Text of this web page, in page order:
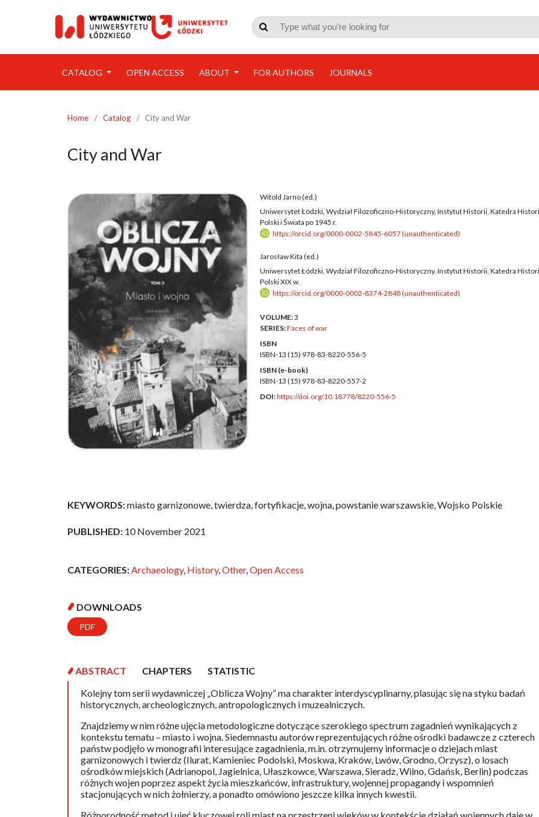

CATALOG OPEN ACCESS ABOUT FOR AUTHORS JOURNALS
Home / Catalog / City and War
City and War
Witold Jarno (ed.)
Uniwersytet Łódzki, Wydział Filozoficzno-Historyczny, Instytut Historii, Katedra
Polski i Świata po 1945 r.
https://orcid.org/0000-0002-5845-6057 (unauthenticated)
Jarosław Kita (ed.)
Uniwersytet Łódzki, Wydział Filozoficzno-Historyczny, Instytut Historii, Katedra
Polski XIX w.
https://orcid.org/0000-0002-8374-2848 (unauthenticated)
VOLUME:3
SERIES:Faces of war
ISBN
ISBN-13 (15) 978-83-8220-556-5
ISBN (e-book)
ISBN-13 (15) 978-83-8220-557-2
DOI:https://doi.org/10.18778/8220-556-5
KEYWORDS:miasto garnizonowe, twierdza, fortyfikacje, wojna, powstanie warszawskie, Wojsko Polskie
PUBLISHED: 10 November 2021
CATEGORIES:Archaeology, History,Other,Open Access
DOWNLOADS
PDF
ABSTRACT CHAPTERS
STATISTIC
Kolejny tom serii wydawniczej „Oblicza Wojny” ma charakter interdyscyplinarny, plasując się na styku badań
historycznych, archeologicznych, antropologicznych i muzealniczych.
Znajdziemy w nim różne ujęcia metodologiczne dotyczące szerokiego spectrum zagadnień wynikających z
kontekstu tematu – miasto i wojna. Siedemnastu autorów reprezentujących różne ośrodki badawcze z czterech
państw podjęło w monografii interesujące zagadnienia, m.in. otrzymujemy informacje o dziejach miast
garnizonowych i twierdz (Ilurat, Kamieniec Podolski, Moskwa, Kraków, Lwów, Grodno, Orzysz), o losach
ośrodków miejskich (Adrianopol, Jagielnica, Ułaszkowce, Warszawa, Sieradz, Wilno, Gdańsk, Berlin) podczas
różnych wojen poprzez aspekt życia mieszkańców, infrastruktury, wojennej propagandy i wspomnień
stacjonujących w nich żołnierzy, a ponadto omówiono jeszcze kilka innych kwestii.